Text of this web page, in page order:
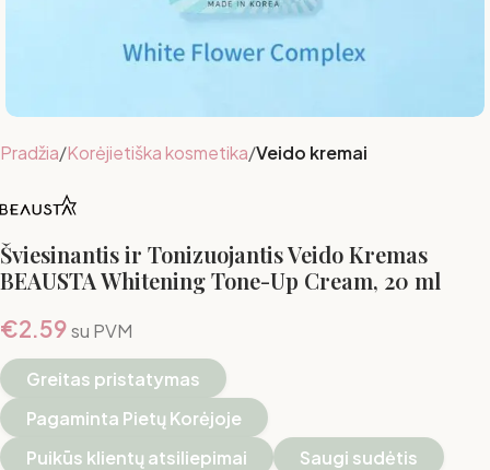
Pradžia Korėjietiška kosmetika Veido kremai
Šviesinantis ir Tonizuojantis Veido Kremas
BEAUSTA Whitening Tone-Up Cream, 20 ml
€2.59su PVM
Greitas pristatymas
Pagaminta Pietų Korėjoje
Puikūs klientų atsiliepimai
Saugi sudėtis